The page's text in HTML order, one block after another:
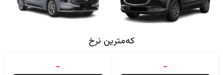
کەمترین نرخ
-
-